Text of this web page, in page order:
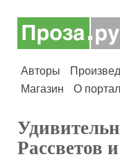
Авторы
Магазин
О
Рассветов